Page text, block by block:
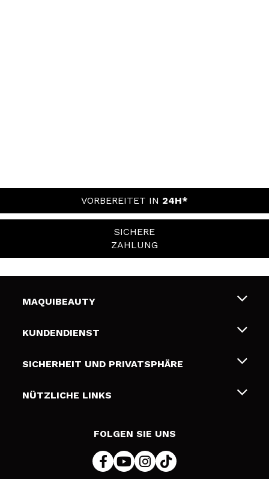
VORBEREITET IN 24H*
SICHERE
ZAHLUNG
MAQUIBEAUTY
Über uns
Geschenkkarten
KUNDENDIENST
Liefer- und Versandkosten
Zahlung
SICHERHEIT UND PRIVATSPHÄRE
Bedingungen und Datenschutz
NÜTZLICHE LINKS
FOLGEN SIE UNS